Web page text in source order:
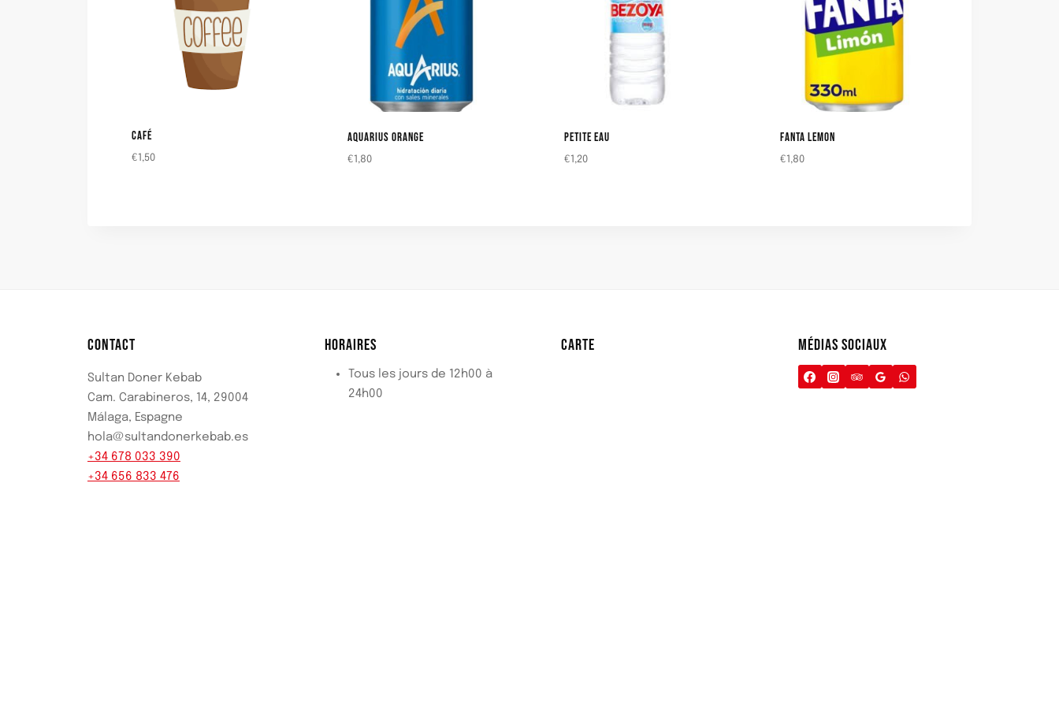
CAFÉ
€ 1,50
AQUARIUS ORANGE
€1,80
PETITE EAU
€1,20
FANTA LEMON
€1,80
CONTACT
Sultan Doner Kebab
Cam. Carabineros, 14, 29004
Málaga, Espagne
hola@sultandonerkebab.es
+34 678 033 390
+34 656 833 476
HORAIRES
Tous les jours de 12h00 à
24h00
CARTE MÉDIAS SOCIAUX